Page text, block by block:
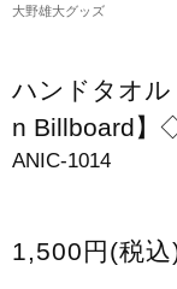
和田颯｜
クリスマスアイ
EC限定グッズ
会場限定グッズ
大野雄大グッズ
ハンドタオル
n Billboard
ANIC-1014
1,500円(税込